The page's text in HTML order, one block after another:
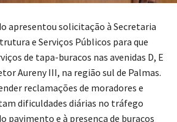
apresentou solicitação à Secretaria
e Serviços Públicos para que
de tapa-buracos nas avenidas D, E
Aureny III, na região sul de Palmas.
reclamações de moradores e
dificuldades diárias no tráfego
pavimento e à presença de buracos